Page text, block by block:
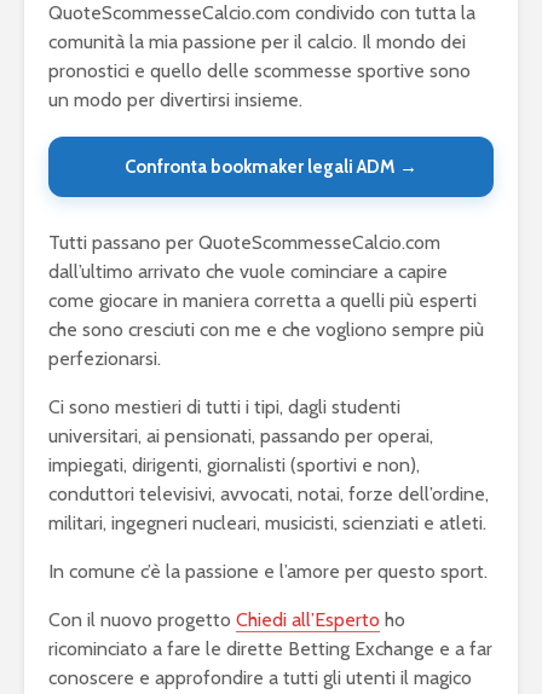
QuoteScommesseCalcio.com condivido con tutta la
comunità la mia passione per il calcio. Il mondo dei
pronostici e quello delle scommesse sportive sono
un modo per divertirsi insieme.
Confronta bookmaker legali ADM →
Tutti passano per QuoteScommesseCalcio.com
dall’ultimo arrivato che vuole cominciare a capire
come giocare in maniera corretta a quelli più esperti
che sono cresciuti con me e che vogliono sempre più
perfezionarsi.
Ci sono mestieri di tutti i tipi, dagli studenti
universitari, ai pensionati, passando per operai,
impiegati, dirigenti, giornalisti (sportivi e non),
conduttori televisivi, avvocati, notai, forze dell’ordine,
militari, ingegneri nucleari, musicisti, scienziati e atleti.
In comune c’è la passione e l’amore per questo sport.
Con il nuovo progetto Chiedi all’Esperto ho
ricominciato a fare le dirette Betting Exchange e a far
conoscere e approfondire a tutti gli utenti il magico